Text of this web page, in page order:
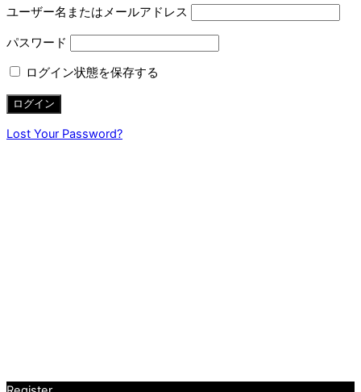
ユーザー名またはメールアドレス
パスワード
ログイン状態を保存する
Lost Your Password?